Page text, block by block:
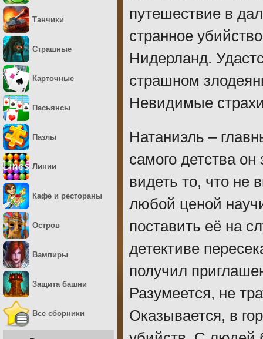
путешествие в
странное
Нидерланд.
страшном
Невидимые
Натаниэль –
самого детства
видеть то, что не
любой ценой
поставить её на
детективе
получил
Разумеется, не
Оказывается, в
Танчики
Страшные
Карточные
Пасьянсы
Пазлы
Линии
Кафе и рестораны
Остров
Вампиры
Защита башни
Все сборники